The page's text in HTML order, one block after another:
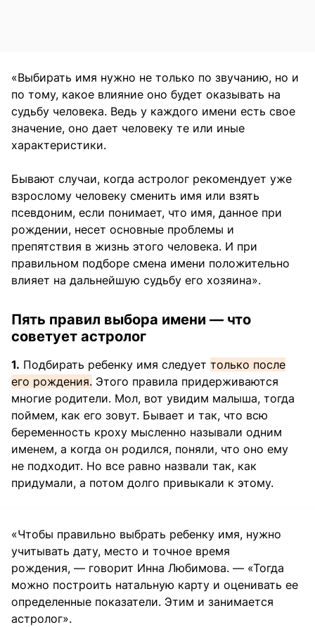
«Выбирать имя нужно не только по звучанию, но и
по тому, какое влияние оно будет оказывать на
судьбу человека. Ведь у каждого имени есть свое
значение, оно дает человеку те или иные
характеристики.
Бывают случаи, когда астролог рекомендует уже
взрослому человеку сменить имя или взять
псевдоним, если понимает, что имя, данное при
рождении, несет основные проблемы и
препятствия в жизнь этого человека. И при
правильном подборе смена имени положительно
влияет на дальнейшую судьбу его хозяина».
Пять правил выбора имени — что
советует астролог
1. Подбирать ребенку имя следует только после
его рождения. Этого правила придерживаются
многие родители. Мол, вот увидим малыша, тогда
поймем, как его зовут. Бывает и так, что всю
беременность кроху мысленно называли одним
именем, а когда он родился, поняли, что оно ему
не подходит. Но все равно назвали так, как
придумали, а потом долго привыкали к этому.
«Чтобы правильно выбрать ребенку имя, нужно
учитывать дату, место и точное время
рождения, — говорит Инна Любимова. — «Тогда
можно построить натальную карту и оценивать ее
определенные показатели. Этим и занимается
астролог».